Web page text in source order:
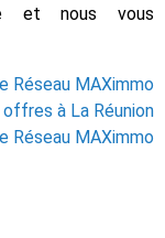
et nous vous
Réseau MAXimmo
à La Réunion
Réseau MAXimmo